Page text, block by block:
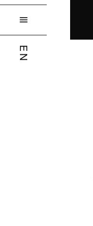

EN